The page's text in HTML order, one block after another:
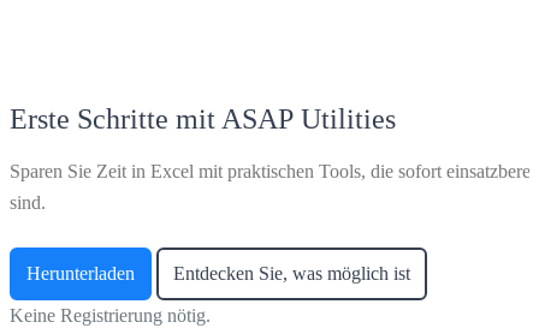
Erste Schritte mit ASAP Utilities
Sparen Sie Zeit in Excel mit praktischen Tools, die sofort einsatzbereit
sind.
Herunterladen Entdecken Sie, was möglich ist
Keine Registrierung nötig.